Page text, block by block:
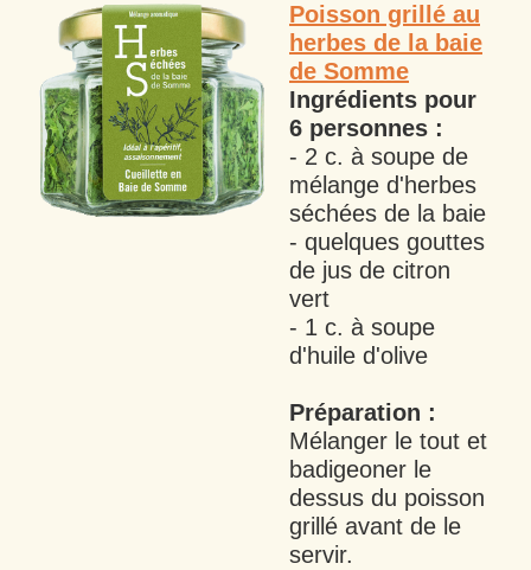
Poisson grillé au
herbes de la baie
de Somme
Ingrédients pour
6 personnes :
- 2 c. à soupe de
mélange d'herbes
séchées de la baie
- quelques gouttes
de jus de citron
vert
- 1 c. à soupe
d'huile d'olive
Préparation :
Mélanger le tout et
badigeoner le
dessus du poisson
grillé avant de le
servir.